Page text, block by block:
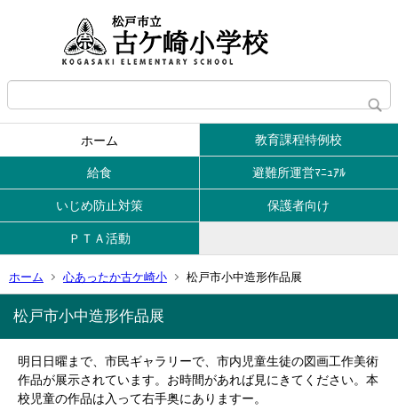
ホーム 教育課程特例校
給食 避難所運営ﾏﾆｭｱﾙ
いじめ防止対策 保護者向け
ＰＴＡ活動
ホーム 心あったか古ケ崎小 松戸市小中造形作品展
松戸市小中造形作品展
明日日曜まで、市民ギャラリーで、市内児童生徒の図画工作美術
作品が展示されています。お時間があれば見にきてください。本
校児童の作品は入って右手奥にありますー。